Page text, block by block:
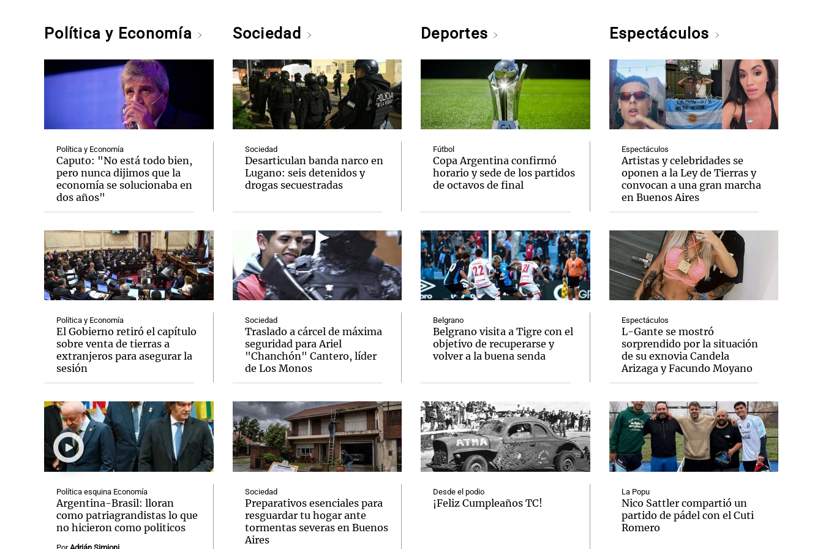
Política y Economía
Política y Economía
Caputo: "No está todo bien,
pero nunca dijimos que la
economía se solucionaba en
dos años"
Política y Economía
El Gobierno retiró el capítulo
sobre venta de tierras a
extranjeros para asegurar la
sesión
Política esquina Economía
Argentina-Brasil: lloran
como patriagrandistas lo que
no hicieron como politicos
Sociedad
Sociedad
Desarticulan banda narco en
Lugano: seis detenidos y
drogas secuestradas
Sociedad
Traslado a cárcel de máxima
seguridad para Ariel
"Chanchón" Cantero, líder
de Los Monos
Sociedad
Preparativos esenciales para
resguardar tu hogar ante
tormentas severas en Buenos
Aires
Deportes
Fútbol
Copa Argentina confirmó
horario y sede de los partidos
de octavos de final
Belgrano
Belgrano visita a Tigre con el
objetivo de recuperarse y
volver a la buena senda
Desde el podio
¡Feliz Cumpleaños TC!
Espectáculos
Espectáculos
Artistas y celebridades se
oponen a la Ley de Tierras y
convocan a una gran marcha
en Buenos Aires
Espectáculos
L-Gante se mostró
sorprendido por la situación
de su exnovia Candela
Arizaga y Facundo Moyano
La Popu
Nico Sattler compartió un
partido de pádel con el Cuti
Romero
Notas Notas
El huracán de Arequito
Notas
Cadena 3 en Groenlandia
Notas